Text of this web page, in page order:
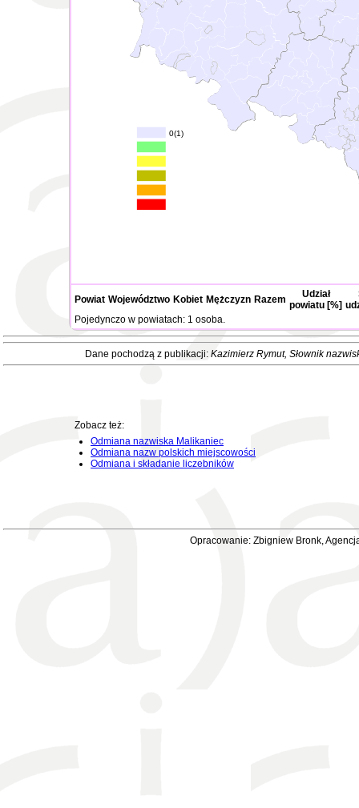
0(1)
Powiat Województwo Kobiet Mężczyzn Razem
Udział
powiatu [%]
Pojedynczo w powiatach: 1 osoba.
Dane pochodzą z publikacji: Kazimierz Rymut, Słownik
Zobacz też:
Odmiana nazwiska Malikaniec
Odmiana nazw polskich miejscowości
Odmiana i składanie liczebników
Opracowanie: Zbigniew Bronk,